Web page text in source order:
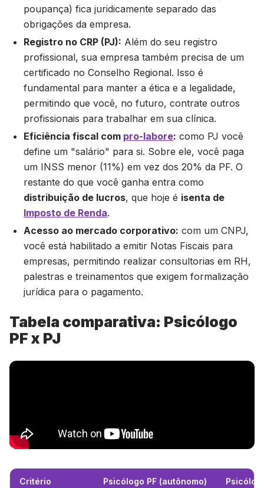
poupança) fica juridicamente separado das
obrigações da empresa.
Registro no CRP (PJ): Além do seu registro
profissional, sua empresa também precisa de um
certificado no Conselho Regional. Isso é
fundamental para manter a ética e a legalidade,
permitindo que você, no futuro, contrate outros
profissionais para trabalhar em sua clínica.
Eficiência fiscal com pro-labore: como PJ você
define um "salário" para si. Sobre ele, você paga
um INSS menor (11%) em vez dos 20% da PF. O
restante do que você ganha entra como
distribuição de lucros, que hoje é isenta de
Imposto de Renda.
Acesso ao mercado corporativo: com um CNPJ,
você está habilitado a emitir Notas Fiscais para
empresas, permitindo realizar consultorias em RH,
palestras e treinamentos que exigem formalização
jurídica para o pagamento.
Tabela comparativa: Psicólogo
PF x PJ
Critério Psicólogo PF (autônomo)